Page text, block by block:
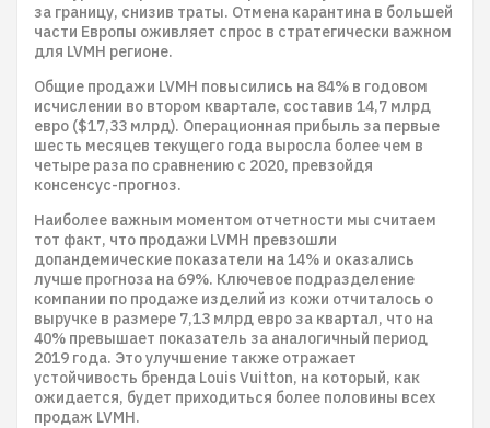
за границу, снизив траты. Отмена карантина в большей
части Европы оживляет спрос в стратегически важном
для LVMH регионе.
Общие продажи LVMH повысились на 84% в годовом
исчислении во втором квартале, составив 14,7 млрд
евро ($17,33 млрд). Операционная прибыль за первые
шесть месяцев текущего года выросла более чем в
четыре раза по сравнению с 2020, превзойдя
консенсус-прогноз.
Наиболее важным моментом отчетности мы считаем
тот факт, что продажи LVMH превзошли
допандемические показатели на 14% и оказались
лучше прогноза на 69%. Ключевое подразделение
компании по продаже изделий из кожи отчиталось о
выручке в размере 7,13 млрд евро за квартал, что на
40% превышает показатель за аналогичный период
2019 года. Это улучшение также отражает
устойчивость бренда Louis Vuitton, на который, как
ожидается, будет приходиться более половины всех
продаж LVMH.